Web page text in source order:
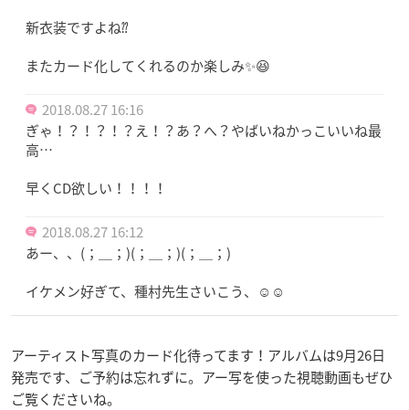
新衣装ですよね⁇
またカード化してくれるのか楽しみ✨😆
2018.08.27 16:16
ぎゃ！？！？！？え！？あ？へ？やばいねかっこいいね最
高…
早くCD欲しい！！！！
2018.08.27 16:12
あー、、(；＿；)(；＿；)(；＿；)
イケメン好ぎて、種村先生さいこう、☺️☺️
アーティスト写真のカード化待ってます！アルバムは9月26日
発売です、ご予約は忘れずに。アー写を使った視聴動画もぜひ
ご覧くださいね。